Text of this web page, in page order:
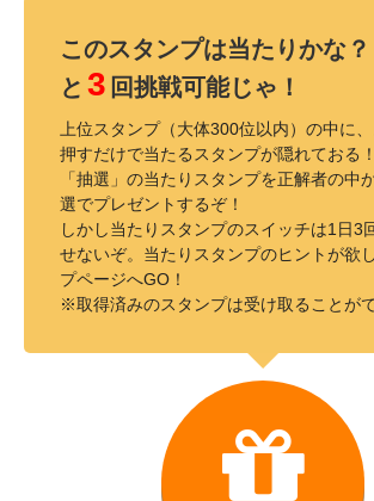
このスタンプは当たりかな
と 3 回挑戦可能じゃ！
上位スタンプ（大体300位以内）の中に
押すだけで当たるスタンプが隠れておる！
「抽選」の当たりスタンプを正解者の中
選でプレゼントするぞ！
しかし当たりスタンプのスイッチは1日3
せないぞ。当たりスタンプのヒントが欲
プページへGO！
※取得済みのスタンプは受け取ることがで